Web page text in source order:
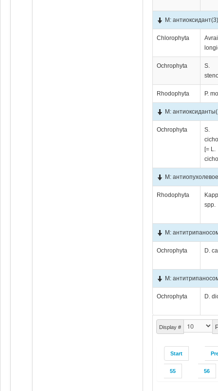
Display #
Start
55 56
М: антиоксидант
Chlorophyta
Ochrophyta
S.
Rhodophyta P.
М: антиоксиданты
Ochrophyta
S.
[= L.
М:
Rhodophyta
spp.
М:
Ochrophyta D.
М:
Ochrophyta D.